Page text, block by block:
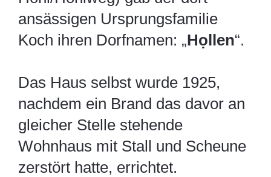
ansässigen Ursprungsfamilie
Koch ihren Dorfnamen: „Họllen“.
Das Haus selbst wurde 1925,
nachdem ein Brand das davor an
gleicher Stelle stehende
Wohnhaus mit Stall und Scheune
zerstört hatte, errichtet.